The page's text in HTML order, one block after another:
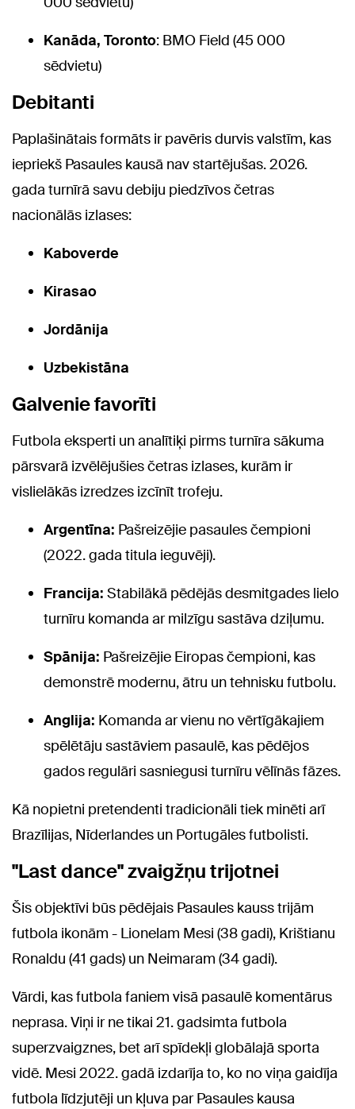
Kanāda, Toronto: BMO Field (45 000
sēdvietu)
Debitanti
Paplašinātais formāts ir pavēris durvis valstīm, kas
iepriekš Pasaules kausā nav startējušas. 2026.
gada turnīrā savu debiju piedzīvos četras
nacionālās izlases:
Kaboverde
Kirasao
Jordānija
Uzbekistāna
Galvenie favorīti
Futbola eksperti un analītiķi pirms turnīra sākuma
pārsvarā izvēlējušies četras izlases, kurām ir
vislielākās izredzes izcīnīt trofeju.
Argentīna: Pašreizējie pasaules čempioni
(2022. gada titula ieguvēji).
Francija: Stabilākā pēdējās desmitgades lielo
turnīru komanda ar milzīgu sastāva dziļumu.
Spānija: Pašreizējie Eiropas čempioni, kas
demonstrē modernu, ātru un tehnisku futbolu.
Anglija: Komanda ar vienu no vērtīgākajiem
spēlētāju sastāviem pasaulē, kas pēdējos
gados regulāri sasniegusi turnīru vēlīnās fāzes.
Kā nopietni pretendenti tradicionāli tiek minēti arī
Brazīlijas, Nīderlandes un Portugāles futbolisti.
"Last dance" zvaigžņu trijotnei
Šis objektīvi būs pēdējais Pasaules kauss trijām
futbola ikonām - Lionelam Mesi (38 gadi), Krištianu
Ronaldu (41 gads) un Neimaram (34 gadi).
Vārdi, kas futbola faniem visā pasaulē komentārus
neprasa. Viņi ir ne tikai 21. gadsimta futbola
superzvaigznes, bet arī spīdekļi globālajā sporta
vidē. Mesi 2022. gadā izdarīja to, ko no viņa gaidīja
futbola līdzjutēji un kļuva par Pasaules kausa